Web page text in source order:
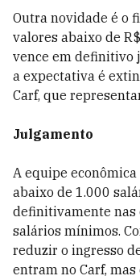
Outra novidade é o
valores abaixo de
vence em definitivo
a expectativa é
Carf, que
Julgamento
A equipe
abaixo de 1.000
definitivamente nas
salários mínimos.
reduzir o ingresso
entram no Carf,